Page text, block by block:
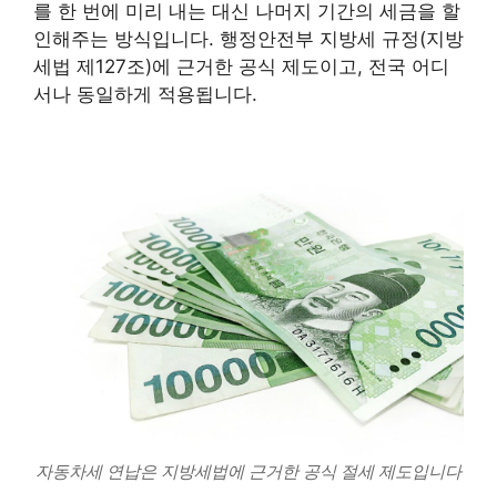
를 한 번에 미리 내는 대신 나머지 기간의 세금을 할
인해주는 방식입니다. 행정안전부 지방세 규정(지방
세법 제127조)에 근거한 공식 제도이고, 전국 어디
서나 동일하게 적용됩니다.
자동차세 연납은 지방세법에 근거한 공식 절세 제도입니다